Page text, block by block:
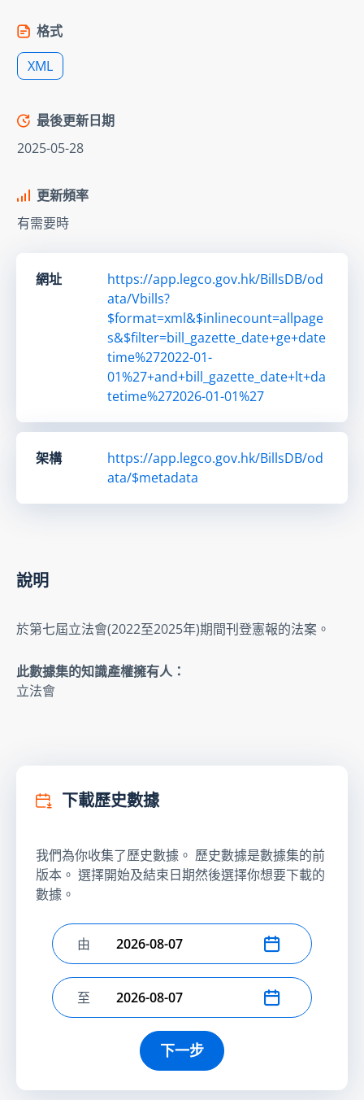
格式
XML
最後更新日期
2025-05-28
更新頻率
有需要時
網址
https://app.legco.gov.hk/BillsDB/od
ata/Vbills?
$format=xml&$inlinecount=allpage
s&$filter=bill_gazette_date+ge+date
time%272022-01-
01%27+and+bill_gazette_date+lt+da
tetime%272026-01-01%27
架構
https://app.legco.gov.hk/BillsDB/od
ata/$metadata
說明
於第七屆立法會(2022至2025年)期間刊登憲報的法案。
此數據集的知識產權擁有人：
立法會
下載歷史數據
我們為你收集了歷史數據。 歷史數據是數據集的前
版本。 選擇開始及結束日期然後選擇你想要下載的
數據。
選擇開始日期
由
選擇結束日期
至
下一步